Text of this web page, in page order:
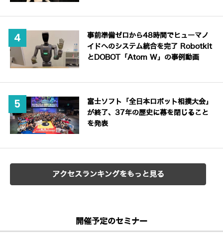
事前準備ゼロから48時間でヒューマノ
イドへのシステム統合を完了 Robotkit
とDOBOT「Atom W」の事例動画
富士ソフト「全日本ロボット相撲大会」
が終了、37年の歴史に幕を閉じること
を発表
アクセスランキングをもっと見る
開催予定のセミナー